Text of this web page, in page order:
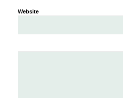
Website